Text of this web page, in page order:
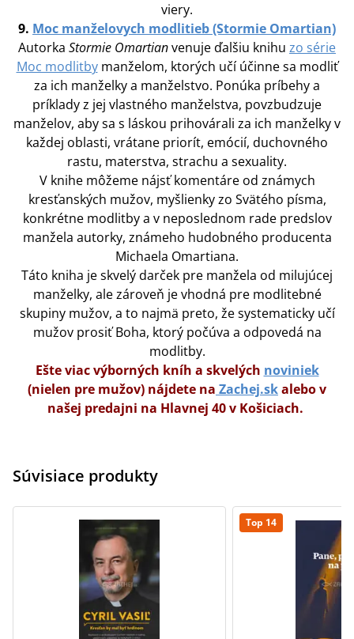
viery.
9. Moc manželovych modlitieb (Stormie Omartian)
Autorka Stormie Omartianvenuje ďalšiu knihu zo série
Moc modlitbymanželom, ktorých učí účinne sa modliť
za ich manželky a manželstvo. Ponúka príbehy a
príklady z jej vlastného manželstva, povzbudzuje
manželov, aby sa s láskou prihovárali za ich manželky v
každej oblasti, vrátane priorít, emócií, duchovného
rastu, materstva, strachu a sexuality.
V knihe môžeme nájsť komentáre od známych
kresťanských mužov, myšlienky zo Svätého písma,
konkrétne modlitby a v neposlednom rade predslov
manžela autorky, známeho hudobného producenta
Michaela Omartiana.
Táto kniha je skvelý darček pre manžela od milujúcej
manželky, ale zároveň je vhodná pre modlitebné
skupiny mužov, a to najmä preto, že systematicky učí
mužov prosiť Boha, ktorý počúva a odpovedá na
modlitby.
Ešte viac výborných kníh a skvelých noviniek
(nielen pre mužov) nájdete na Zachej.skalebo v
našej predajni na Hlavnej 40 v Košiciach.
Súvisiace produkty
Top 14